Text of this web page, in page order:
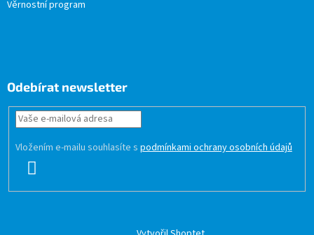
Věrnostní program
Odebírat newsletter
Vložením e-mailu souhlasíte s podmínkami ochrany osobních údajů